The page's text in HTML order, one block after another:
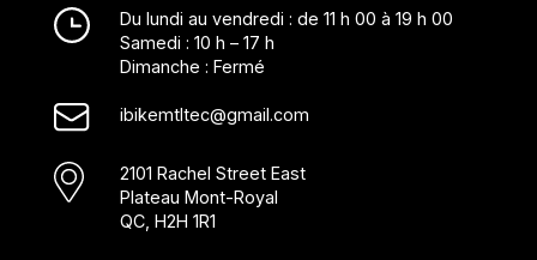
Du lundi au vendredi : de 11 h 00 à 19 h 00
Samedi : 10 h – 17 h
Dimanche : Fermé
ibikemtltec@gmail.com
2101 Rachel Street East
Plateau Mont-Royal
QC, H2H 1R1